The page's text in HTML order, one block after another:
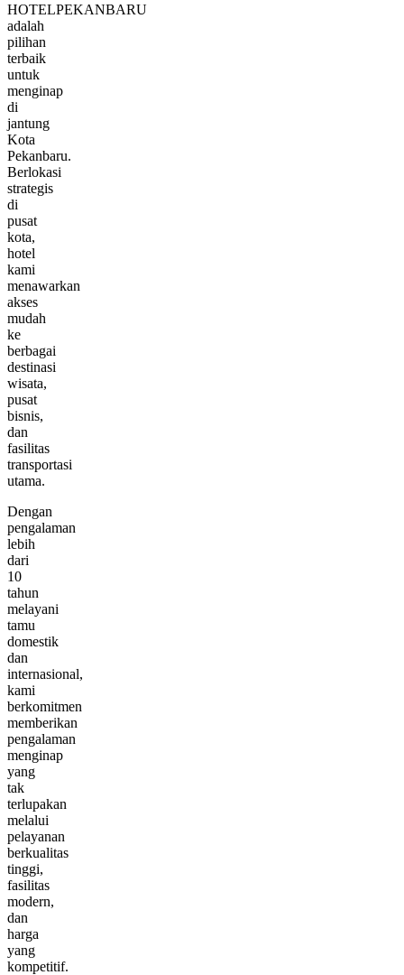
HOTELPEKANBARU
adalah
pilihan
terbaik
untuk
menginap
di
jantung
Kota
Pekanbaru.
Berlokasi
strategis
di
pusat
kota,
hotel
kami
menawarkan
akses
mudah
ke
berbagai
destinasi
wisata,
pusat
bisnis,
dan
fasilitas
transportasi
utama.
Dengan
pengalaman
lebih
dari
10
tahun
melayani
tamu
domestik
dan
internasional,
kami
berkomitmen
memberikan
pengalaman
menginap
yang
tak
terlupakan
melalui
pelayanan
berkualitas
tinggi,
fasilitas
modern,
dan
harga
yang
kompetitif.